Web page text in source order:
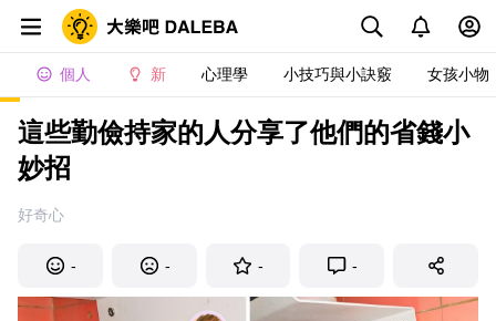
個人 新 心理學 小技巧與小訣竅 女孩小物
這些勤儉持家的人分享了他們的省錢小
妙招
好奇心
- - - -